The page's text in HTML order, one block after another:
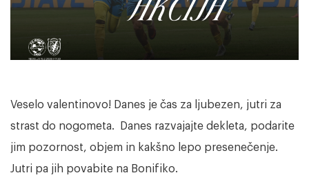
Veselo valentinovo! Danes je čas za ljubezen, jutri za
strast do nogometa. Danes razvajajte dekleta, podarite
jim pozornost, objem in kakšno lepo presenečenje.
Jutri pa jih povabite na Bonifiko.